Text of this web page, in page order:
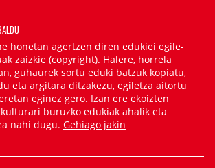
honetan agertzen diren edukiei egile-
zaizkie (copyright). Halere, horrela
guhaurek sortu eduki batzuk kopiatu,
eta argitara ditzakezu, egiletza aitortu
eginez gero. Izan ere ekoizten
buruzko edukiak ahalik eta
nahi dugu. Gehiago jakin